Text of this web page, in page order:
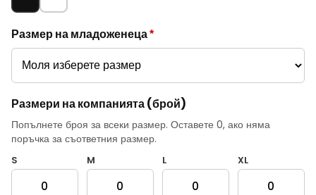
и компания
Размер на младоженеца*
Размери на компанията (брой)
Попълнете броя за всеки размер. Оставете 0, ако няма
поръчка за съответния размер.
S M L XL